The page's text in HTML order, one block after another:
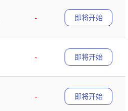
-
即将开始
-
即将开始
-
即将开始